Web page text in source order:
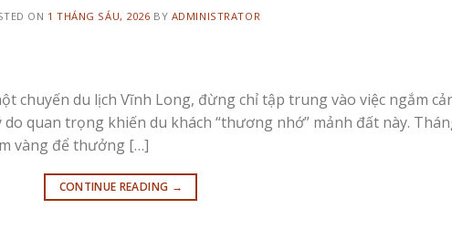
ON 1 THÁNG SÁU, 2026 BY ADMINISTRATOR
chuyến du lịch Vĩnh Long, đừng chỉ tập trung vào việc ngắm
quan trọng khiến du khách “thương nhớ” mảnh đất này.
vàng để thưởng […]
CONTINUE READING →